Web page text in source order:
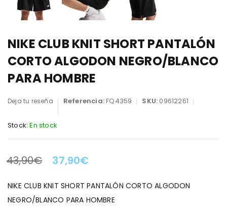
NIKE CLUB KNIT SHORT PANTALÓN
CORTO ALGODON NEGRO/BLANCO
PARA HOMBRE
Deja tu reseña Referencia:FQ4359 SKU:09612261
Stock: En stock
LA OFERTA TERMINA EN:
43,90€ 37,90€
NIKE CLUB KNIT SHORT PANTALÓN CORTO ALGODON
NEGRO/BLANCO PARA HOMBRE